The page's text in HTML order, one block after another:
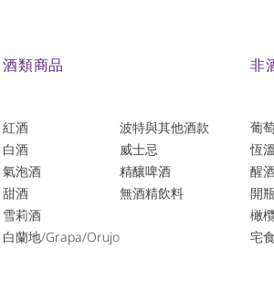
酒類商品
紅酒
白酒
氣泡酒
​甜酒
雪莉酒
白蘭地/Grapa/Orujo
波特與其他酒款
威士忌
精釀啤酒
​無酒精飲料
非
葡
恆
醒
開
橄
宅